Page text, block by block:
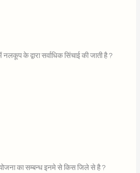
के द्वारा सर्वाधिक सिंचाई की जाती है ?
का सम्बन्ध इनमे से किस जिले से है ?